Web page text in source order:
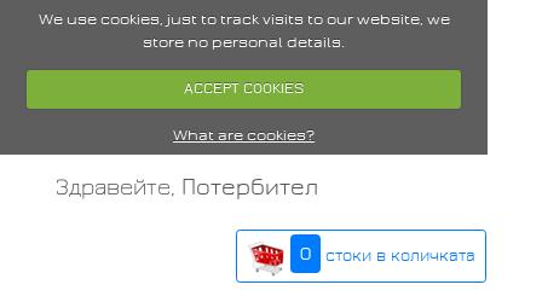
We use cookies, just to track visits to our website, we
store no personal details.
ACCEPT COOKIES
What are cookies?
Здравейте, Потербител
0 стоки в количката